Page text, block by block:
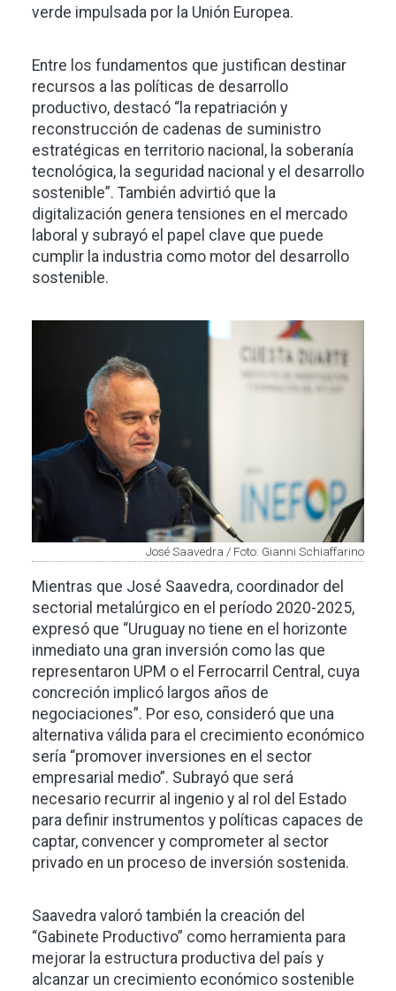
verde impulsada por la Unión Europea.
Entre los fundamentos que justifican destinar
recursos a las políticas de desarrollo
productivo, destacó “la repatriación y
reconstrucción de cadenas de suministro
estratégicas en territorio nacional, la soberanía
tecnológica, la seguridad nacional y el desarrollo
sostenible”. También advirtió que la
digitalización genera tensiones en el mercado
laboral y subrayó el papel clave que puede
cumplir la industria como motor del desarrollo
sostenible.
José Saavedra / Foto: Gianni Schiaffarino
Mientras que José Saavedra, coordinador del
sectorial metalúrgico en el período 2020-2025,
expresó que “Uruguay no tiene en el horizonte
inmediato una gran inversión como las que
representaron UPM o el Ferrocarril Central, cuya
concreción implicó largos años de
negociaciones”. Por eso, consideró que una
alternativa válida para el crecimiento económico
sería “promover inversiones en el sector
empresarial medio”. Subrayó que será
necesario recurrir al ingenio y al rol del Estado
para definir instrumentos y políticas capaces de
captar, convencer y comprometer al sector
privado en un proceso de inversión sostenida.
Saavedra valoró también la creación del
“Gabinete Productivo” como herramienta para
mejorar la estructura productiva del país y
alcanzar un crecimiento económico sostenible